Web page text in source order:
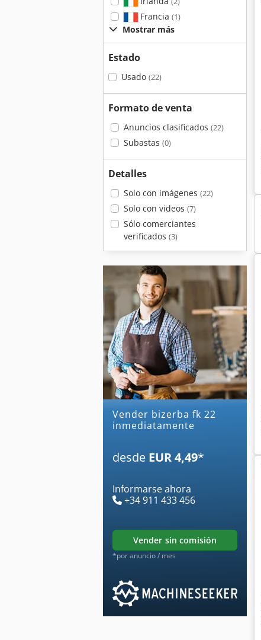
Francia (1)
Mostrar más
Estado
Usado (22)
Formato de venta
Anuncios clasificados (22)
Subastas (0)
Detalles
Solo con imágenes (22)
Solo con videos (7)
Sólo comerciantes
verificados (3)
Vender bizerba fk 22
inmediatamente
desde EUR 4,49*
Informarse ahora
+34 911 433 456
vender sin comisión
*por anuncio / mes
Controladora De Peso Rebanadora Bizerba